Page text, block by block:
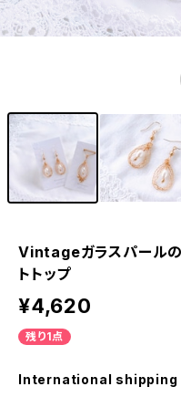
Vintageガラスパールの
トトップ
¥4,620
残り1点
International shipping